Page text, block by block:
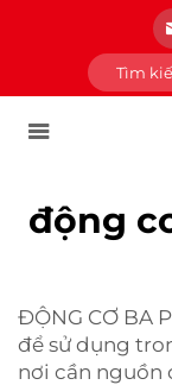
động
ĐỘNG CƠ BA
để sử dụng
nơi cần nguồn